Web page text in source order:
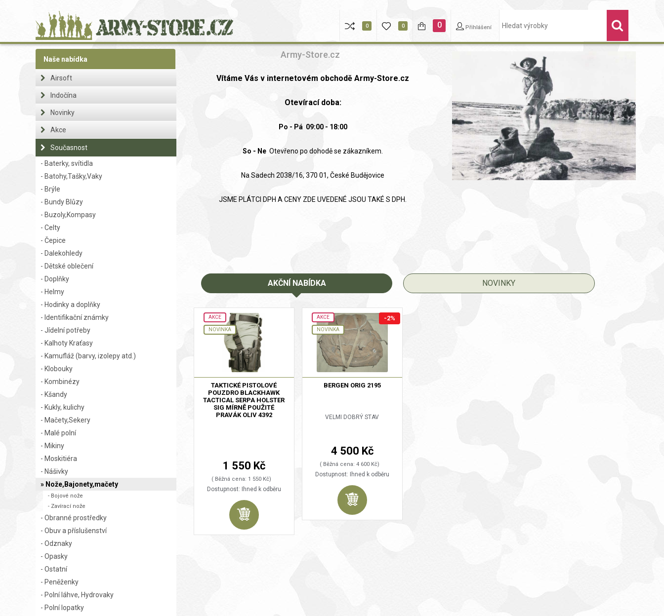
https://www.traditionrolex.com/22
0 0 0 Přihlášení
Naše nabídka
Airsoft
Indočína
Novinky
Akce
Současnost
- Baterky, svítidla
- Batohy,Tašky,Vaky
- Brýle
- Bundy Blůzy
- Buzoly,Kompasy
- Celty
- Čepice
- Dalekohledy
- Dětské oblečení
- Doplňky
- Helmy
- Hodinky a doplňky
- Identifikační známky
- Jídelní potřeby
- Kalhoty Kraťasy
- Kamufláž (barvy, izolepy atd.)
- Klobouky
- Kombinézy
- Kšandy
- Kukly, kulichy
- Mačety,Sekery
- Malé polní
- Mikiny
- Moskitiéra
- Nášivky
» Nože,Bajonety,mačety
- Bojové nože
- Zavírací nože
- Obranné prostředky
- Obuv a příslušenství
- Odznaky
- Opasky
- Ostatní
- Peněženky
- Polní láhve, Hydrovaky
- Polní lopatky
Army-Store.cz
Vítáme Vás v internetovém obchodě Army-Store.cz
Otevírací doba:
Po - Pá 09:00 - 18:00
So - Ne Otevřeno po dohodě se zákazníkem.
Na Sadech 2038/16, 370 01, České Budějovice
JSME PLÁTCI DPH A CENY ZDE UVEDENÉ JSOU TAKÉ S DPH.
AKČNÍ NABÍDKA NOVINKY
AKCE
NOVINKA
TAKTICKÉ PISTOLOVÉ
POUZDRO BLACKHAWK
TACTICAL SERPA HOLSTER
SIG MÍRNĚ POUŽITÉ
PRAVÁK OLIV 4392
1 550 Kč
( Běžná cena: 1 550 Kč)
Dostupnost: Ihned k odběru
-2%
AKCE
NOVINKA
BERGEN ORIG 2195
VELMI DOBRÝ STAV
4 500 Kč
( Běžná cena: 4 600 Kč)
Dostupnost: Ihned k odběru